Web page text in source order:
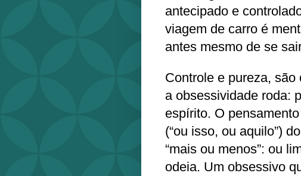
antecipado e
viagem de carro é
antes mesmo de se
Controle e pureza,
a obsessividade roda:
espírito. O
(“ou isso, ou aquilo”)
“mais ou menos”: ou
odeia. Um obsessivo